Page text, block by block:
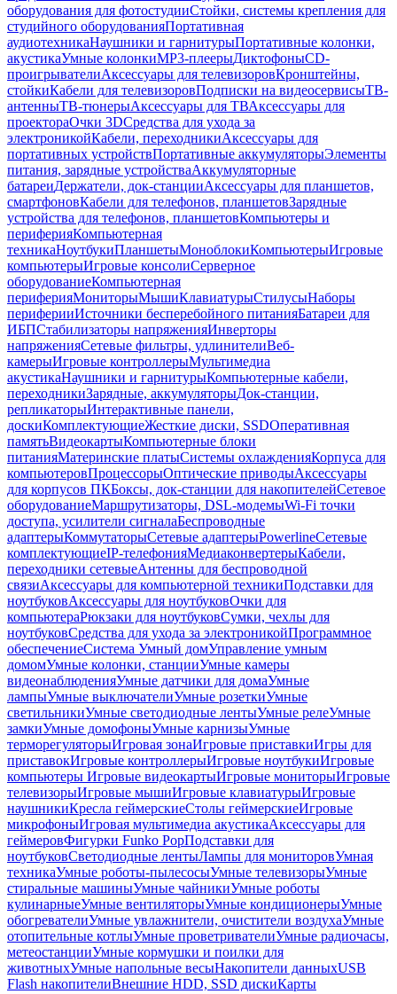
оборудования для фотостудииСтойки, системы крепления для
студийного оборудованияПортативная
аудиотехникаНаушники и гарнитурыПортативные колонки,
акустикаУмные колонкиMP3-плеерыДиктофоныCD-
проигрывателиАксессуары для телевизоровКронштейны,
стойкиКабели для телевизоровПодписки на видеосервисыТВ-
антенныТВ-тюнерыАксессуары для ТВАксессуары для
проектораОчки 3DСредства для ухода за
электроникойКабели, переходникиАксессуары для
портативных устройствПортативные аккумуляторыЭлементы
питания, зарядные устройстваАккумуляторные
батареиДержатели, док-станцииАксессуары для планшетов,
смартфоновКабели для телефонов, планшетовЗарядные
устройства для телефонов, планшетовКомпьютеры и
периферияКомпьютерная
техникаНоутбукиПланшетыМоноблокиКомпьютерыИгровые
компьютерыИгровые консолиСерверное
оборудованиеКомпьютерная
периферияМониторыМышиКлавиатурыСтилусыНаборы
периферииИсточники бесперебойного питанияБатареи для
ИБПСтабилизаторы напряженияИнверторы
напряженияСетевые фильтры, удлинителиВеб-
камерыИгровые контроллерыМультимедиа
акустикаНаушники и гарнитурыКомпьютерные кабели,
переходникиЗарядные, аккумуляторыДок-станции,
репликаторыИнтерактивные панели,
доскиКомплектующиеЖесткие диски, SSDОперативная
памятьВидеокартыКомпьютерные блоки
питанияМатеринские платыСистемы охлажденияКорпуса для
компьютеровПроцессорыОптические приводыАксессуары
для корпусов ПКБоксы, док-станции для накопителейСетевое
оборудованиеМаршрутизаторы, DSL-модемыWi-Fi точки
доступа, усилители сигналаБеспроводные
адаптерыКоммутаторыСетевые адаптерыPowerlineСетевые
комплектующиеIP-телефонияМедиаконвертерыКабели,
переходники сетевыеАнтенны для беспроводной
связиАксессуары для компьютерной техникиПодставки для
ноутбуковАксессуары для ноутбуковОчки для
компьютераРюкзаки для ноутбуковСумки, чехлы для
ноутбуковСредства для ухода за электроникойПрограммное
обеспечениеСистема Умный домУправление умным
домомУмные колонки, станцииУмные камеры
видеонаблюденияУмные датчики для домаУмные
лампыУмные выключателиУмные розеткиУмные
светильникиУмные светодиодные лентыУмные релеУмные
замкиУмные домофоныУмные карнизыУмные
терморегуляторыИгровая зонаИгровые приставкиИгры для
приставокИгровые контроллерыИгровые ноутбукиИгровые
компьютеры Игровые видеокартыИгровые мониторыИгровые
телевизорыИгровые мышиИгровые клавиатурыИгровые
наушникиКресла геймерскиеСтолы геймерскиеИгровые
микрофоныИгровая мультимедиа акустикаАксессуары для
геймеровФигурки Funko PopПодставки для
ноутбуковСветодиодные лентыЛампы для мониторовУмная
техникаУмные роботы-пылесосыУмные телевизорыУмные
стиральные машиныУмные чайникиУмные роботы
кулинарныеУмные вентиляторыУмные кондиционерыУмные
обогревателиУмные увлажнители, очистители воздухаУмные
отопительные котлыУмные проветривателиУмные радиочасы,
метеостанцииУмные кормушки и поилки для
животныхУмные напольные весыНакопители данныхUSB
Flash накопителиВнешние HDD, SSD дискиКарты